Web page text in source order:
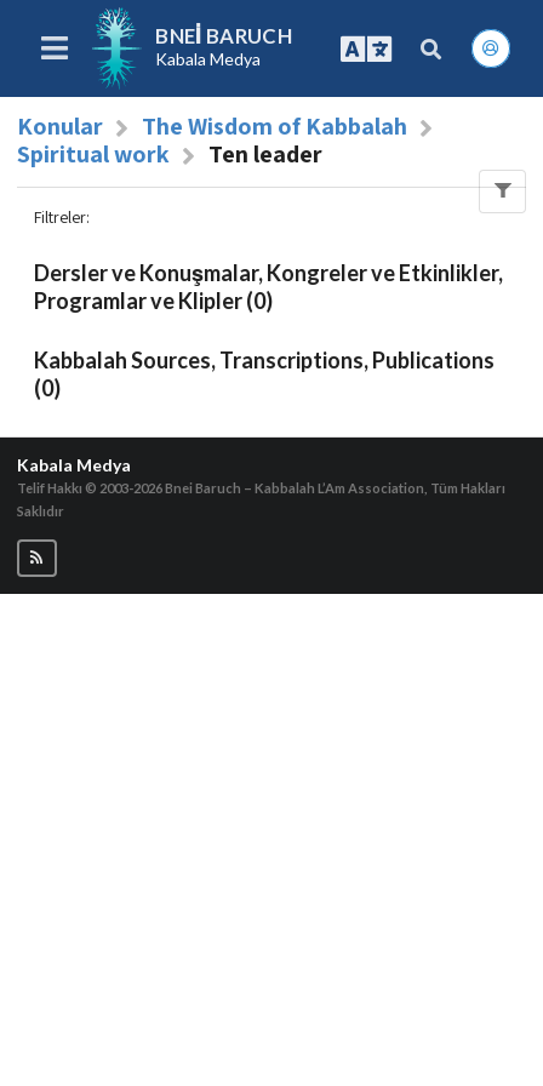
BNEI BARUCH
Kabala Medya
Konular
The Wisdom of Kabbalah
Spiritual work
Ten leader
Filtreler:
Dersler ve Konuşmalar, Kongreler ve Etkinlikler,
Programlar ve Klipler (0)
Kabbalah Sources, Transcriptions, Publications
(0)
Kabala Medya
Telif Hakkı © 2003-2026Bnei Baruch – Kabbalah L’Am Association, Tüm Hakları
Saklıdır